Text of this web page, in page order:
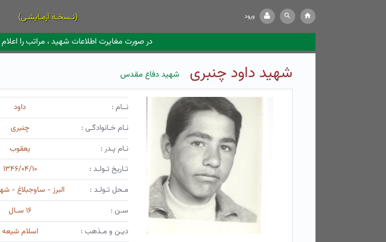
ورود (نـسخـه آزمـایشـی)
در صورت مغایرت اطلاعات شهید ، مراتب را
شهید داود چنبری شهید دفاع مقدس
نــام :
داود
نـام خـانوادگـی :
چنبری
نـام پـدر :
یعقوب
تـاریخ تـولـد :
۱۳۴۶/۰۴/۱۰
مـحل تـولـد :
سـن :
۱۶ سـال
دیـن و مـذهب :
اسلام شیعه